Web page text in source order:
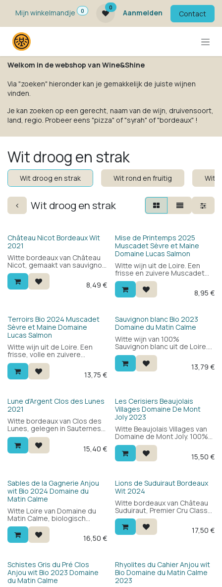
Mijn winkelmandje
0
0
Aanmelden Contact
Welkom in de webshop van Wine&Shine
Via "zoeken" hieronder kan je gemakkelijk de juiste wijnen
vinden.
Je kan zoeken op een gerecht, naam van de wijn, druivensoort,
land, regio. Probeer eens "pizza" of "syrah" of "bordeaux" !
Wit droog en strak
Wit droog en strak Wit rond en fruitig Wit
Wit droog en strak
Château Nicot Bordeaux Wit
2021
Witte bordeaux van Château
Nicot, gemaakt van sauvignon
blanc. Licht, fris en fijn met
mooie finesse. Een
aantrekkelijke witte bordeaux
8,49 €
Mise de Printemps 2025
Muscadet Sèvre et Maine
Domaine Lucas Salmon
Witte wijn uit de Loire. Een
frisse en zuivere Muscadet
voor bij de mosselen. 100%
Melon de Bourgogne.
8,95 €
Terroirs Bio 2024 Muscadet
Sèvre et Maine Domaine
Lucas Salmon
Witte wijn uit de Loire. Een
frisse, volle en zuivere
Muscadet voor bij de
mosselen, oesters en andere
zeevruchten. Muscadet de
13,75 €
Bio
Sauvignon blanc Bio 2023
Domaine du Matin Calme
Witte wijn van 100%
Sauvignon blanc uit de Loire.
Elegant, zuiver, lekker.
Sauvignon blanc met frisheid
en zuiverheid. Hoort niet thuis
13,79 €
Lune d'Argent Clos des Lunes
2021
Witte bordeaux van Clos des
Lunes, gelegen in Sauternes.
Blend van sémillon en
sauvignon blanc: fris en
mineraal met citrus, wit fruit
15,40 €
Les Cerisiers Beaujolais
Villages Domaine De Mont
Joly 2023
Witte Beaujolais Villages van
Domaine de Mont Joly. 100%
chardonnay: fruitig en elegant
met een minerale frisheid in
de stijl van een witte 15,50 €
Bio
Sables de la Gagnerie Anjou
wit Bio 2024 Domaine du
Matin Calme
Witte Loire van Domaine du
Matin Calme, biologisch
geteeld in Anjou. 100% chenin
blanc: strak en rond tegelijk,
fris met een tikje citrus en
kwaliteitverhouding.
16,50 €
Lions de Suduiraut Bordeaux
Wit 2024
Witte bordeaux van Château
Suduiraut, Premier Cru Classé
de Sauternes. Blend van
sémillon, sauvignon blanc en
sauvignon gris: fris en
jaren.
17,50 €
Bio
Schistes Gris du Pré Clos
Anjou wit Bio 2023 Domaine
du Matin Calme
Bio
Rhyolites du Cahier Anjou wit
Bio Domaine du Matin Calme
2023